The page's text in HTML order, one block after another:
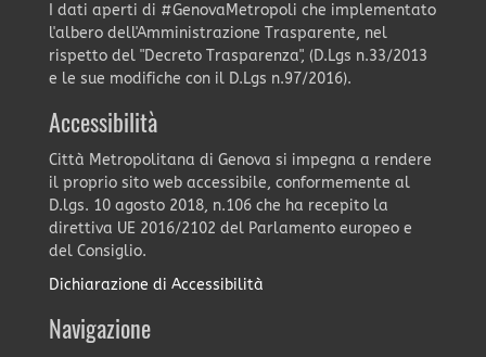
I dati aperti di #GenovaMetropoli che implementato
l'albero dell'Amministrazione Trasparente, nel
rispetto del "Decreto Trasparenza", (D.Lgs n.33/2013
e le sue modifiche con il D.Lgs n.97/2016).
Accessibilità
Città Metropolitana di Genova si impegna a rendere
il proprio sito web accessibile, conformemente al
D.lgs. 10 agosto 2018, n.106 che ha recepito la
direttiva UE 2016/2102 del Parlamento europeo e
del Consiglio.
Dichiarazione di Accessibilità
Navigazione